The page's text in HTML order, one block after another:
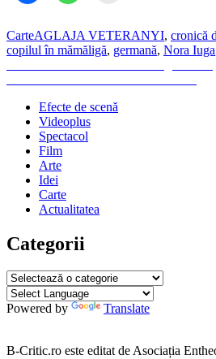
CarteAGLAJA VETERANYI, cronică
copilul în mămăligă, germană, Nora Iuga
Navigare
în
articole
Efecte de scenă
Videoplus
Spectacol
Film
Arte
Idei
Carte
Actualitatea
Categorii
Categorii
Powered by Translate
B-Critic.ro este editat de Asociația